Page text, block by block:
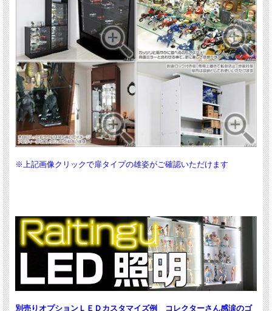
※上記画像クリックで扉タイプの雄姿がご確認いただけます
別売りオプションＬＥＤカスタマイズ例 コレクターさん感涙のゴ